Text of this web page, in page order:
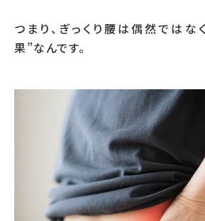
つまり、ぎっくり腰は偶然ではな
果”なんです。